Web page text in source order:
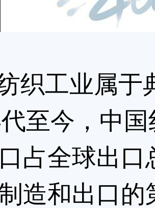
工业属于典
至今，中
占全球出
造和出口